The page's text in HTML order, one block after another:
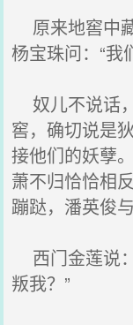
原来地窖中
杨宝珠问：“我
奴儿不说话
窖，确切说是
接他们的妖孽
萧不归恰恰相
蹦跶，潘英俊
西门金莲说
叛我？”